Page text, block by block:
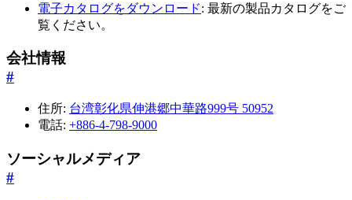
電子カタログをダウンロード: 最新の製品カタログをご
覧ください。
会社情報
#
住所: 台湾彰化県伸港郷中華路999号 50952
電話: +886-4-798-9000
ソーシャルメディア
#